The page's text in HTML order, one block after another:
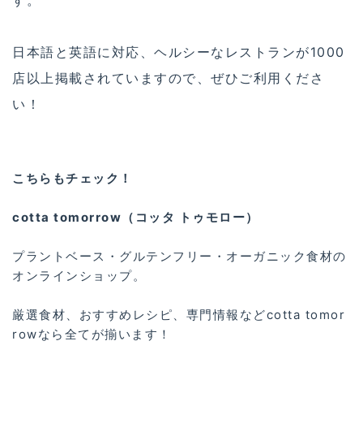
日本語と英語に対応、ヘルシーなレストランが1000
店以上掲載されていますので、ぜひご利用くださ
い！
こちらもチェック！
cotta tomorrow（コッタ トゥモロー）
プラントベース・グルテンフリー・オーガニック食材の
オンラインショップ。
厳選食材、おすすめレシピ、専門情報などcotta tomor
rowなら全てが揃います！